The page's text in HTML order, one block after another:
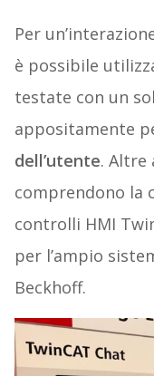
Per
è possibile
testate con un
appositamente
dell’utente. Altre
comprendono la
controlli HMI
per l’ampio
Beckhoff.